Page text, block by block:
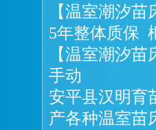
【温室潮汐
5年整体质保
【温室潮汐
手动
安平县汉明育
产各种温室苗